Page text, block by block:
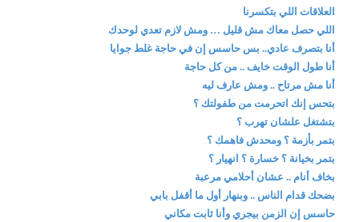
العلاقات اللي بتكسرنا
اللي حصل معاك مش قليل … ومش لازم تعدي لوحدك
أنا بتصرف عادي.. بس حاسس إن في حاجة غلط جوايا
أنا طول الوقت خايف .. من كل حاجة
أنا مش مرتاح .. ومش عارف ليه
بتحس إنك اتحرمت من طفولتك ؟
بتشتغل علشان تهرب ؟
بتمر بأزمة ؟ ومحدش فاهمك ؟
بتمر بخيانة ؟ خسارة ؟ انهيار ؟
بخاف أنام .. عشان أحلامي مرعبة
بضحك قدام الناس .. وبنهار أول ما أقفل بابي
حاسس إن الزمن بيجري وأنا ثابت مكاني